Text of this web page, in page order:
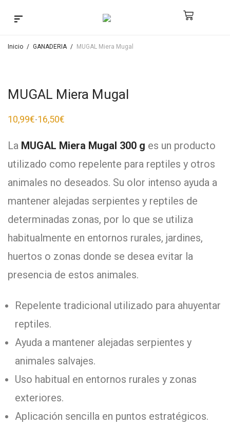
Inicio / GANADERIA / MUGAL Miera Mugal
MUGAL Miera Mugal
10,99€-16,50€
La MUGAL Miera Mugal 300 g es un producto
utilizado como repelente para reptiles y otros
animales no deseados. Su olor intenso ayuda a
mantener alejadas serpientes y reptiles de
determinadas zonas, por lo que se utiliza
habitualmente en entornos rurales, jardines,
huertos o zonas donde se desea evitar la
presencia de estos animales.
Repelente tradicional utilizado para ahuyentar
reptiles.
Ayuda a mantener alejadas serpientes y
animales salvajes.
Uso habitual en entornos rurales y zonas
exteriores.
Aplicación sencilla en puntos estratégicos.